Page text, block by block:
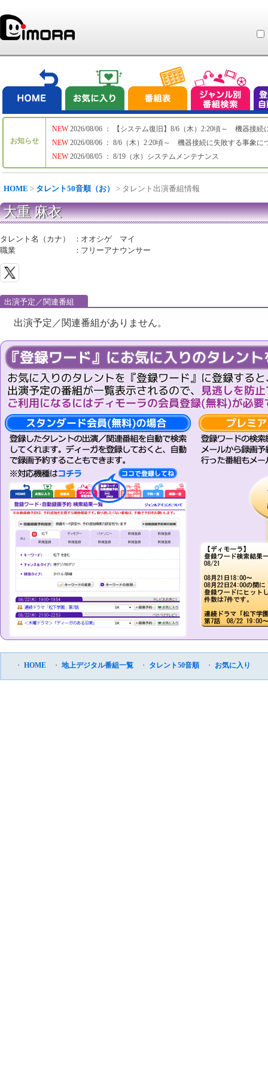
お知らせ
NEW
NEW
NEW
2026/08/06 ： 【システム復旧】8/6（木）2:20頃～ 機器接続
2026/08/06 ： 8/6（木）2:20頃～ 機器接続に失敗する事象に
2026/08/05 ： 8/19（水）システムメンテナンス
HOME > タレント50音順（お） > タレント出演番組情報
大重 麻衣
タレント名（カナ） ： オオシゲ マイ
職業
： フリーアナウンサー
出演予定／関連番組
出演予定／関連番組がありません。
・ HOME ・ 地上デジタル番組一覧 ・ タレント50音順 ・ お気に入り